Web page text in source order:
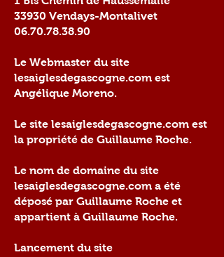
33930 Vendays-Montalivet
06.70.78.38.90
Le Webmaster du site
lesaiglesdegascogne.com est
Angélique Moreno.
Le site lesaiglesdegascogne.com est
la propriété de Guillaume Roche.
Le nom de domaine du site
lesaiglesdegascogne.com a été
déposé par Guillaume Roche et
appartient à Guillaume Roche.
Lancement du site